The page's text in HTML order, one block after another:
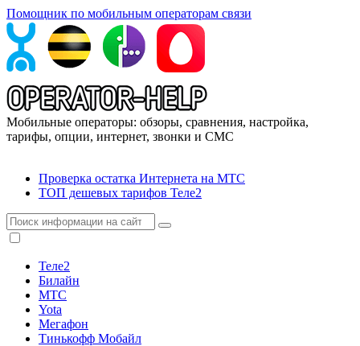
Помощник по мобильным операторам связи
Мобильные операторы: обзоры, сравнения, настройка,
тарифы, опции, интернет, звонки и СМС
Проверка остатка Интернета на МТС
ТОП дешевых тарифов Теле2
Теле2
Билайн
МТС
Yota
Мегафон
Тинькофф Мобайл